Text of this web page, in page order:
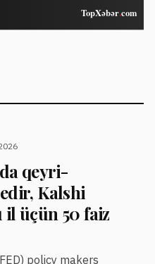
qeyri-
Kalshi
üçün 50 faiz
policy makers